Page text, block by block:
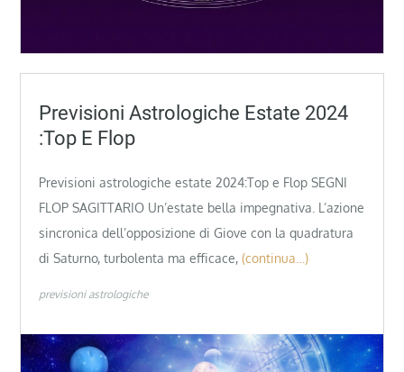
Previsioni Astrologiche Estate 2024
:Top E Flop
Previsioni astrologiche estate 2024:Top e Flop SEGNI
FLOP SAGITTARIO Un’estate bella impegnativa. L’azione
sincronica dell’opposizione di Giove con la quadratura
di Saturno, turbolenta ma efficace, (continua…)
previsioni astrologiche